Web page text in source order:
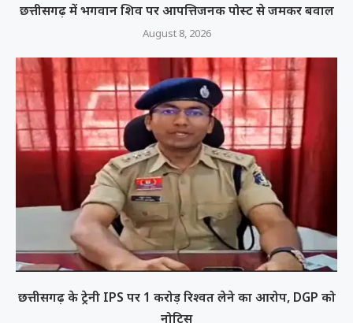
छत्तीसगढ़ में भगवान शिव पर आपत्तिजनक पोस्ट से जमकर बवाल
August 8, 2026
छत्तीसगढ़ के ट्रेनी IPS पर 1 करोड़ रिश्वत लेने का आरोप, DGP को
नोटिस